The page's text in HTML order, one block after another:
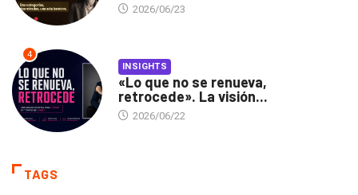
2026/06/23
4
INSIGHTS
«Lo que no se renueva,
retrocede». La visión...
2026/06/22
TAGS